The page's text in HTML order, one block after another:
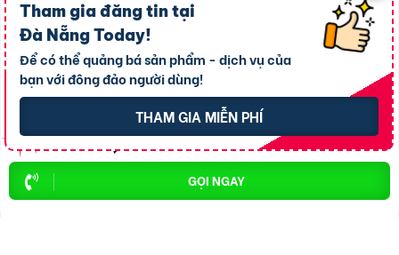
GỌI NGAY
Tham gia đăng tin tại
Đà Nẵng Today!
Để có thể quảng bá sản phẩm - dịch vụ của
bạn với đông đảo người dùng!
THAM GIA MIỄN PHÍ
TaKing
4404
4
Trần Huy Hoàng Bắc
4240